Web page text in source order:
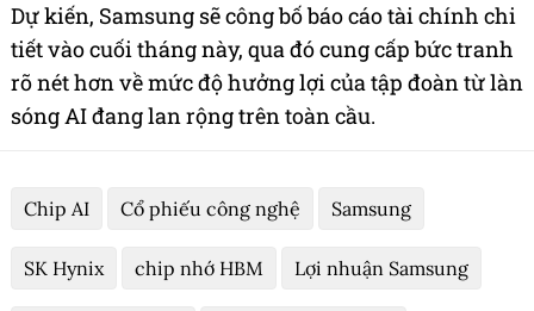
Dự kiến, Samsung sẽ công bố báo cáo tài chính chi
tiết vào cuối tháng này, qua đó cung cấp bức tranh
rõ nét hơn về mức độ hưởng lợi của tập đoàn từ làn
sóng AI đang lan rộng trên toàn cầu.
Chip AI Cổ phiếu công nghệ Samsung
SK Hynix chip nhớ HBM Lợi nhuận Samsung